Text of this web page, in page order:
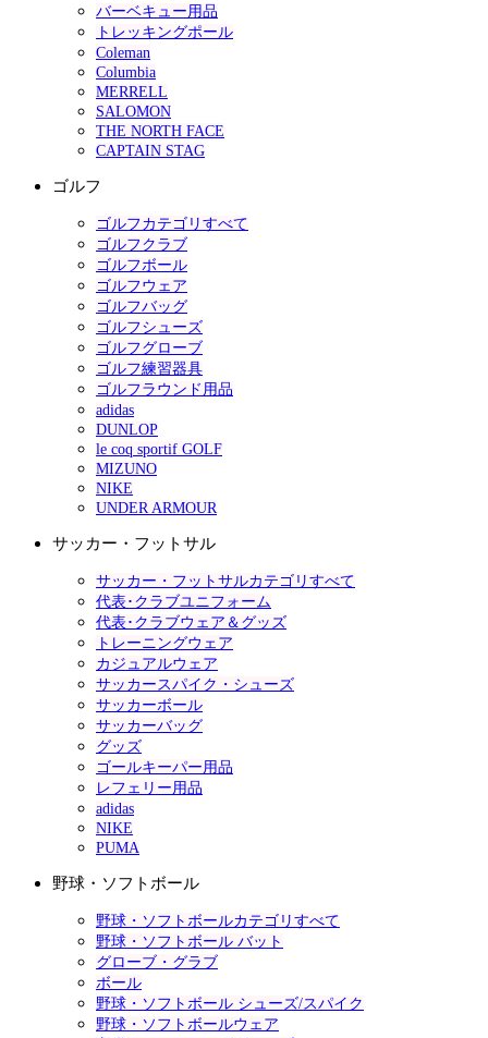
バーベキュー用品
トレッキングポール
Coleman
Columbia
MERRELL
SALOMON
THE NORTH FACE
CAPTAIN STAG
ゴルフ
ゴルフカテゴリすべて
ゴルフクラブ
ゴルフボール
ゴルフウェア
ゴルフバッグ
ゴルフシューズ
ゴルフグローブ
ゴルフ練習器具
ゴルフラウンド用品
adidas
DUNLOP
le coq sportif GOLF
MIZUNO
NIKE
UNDER ARMOUR
サッカー・フットサル
サッカー・フットサルカテゴリすべて
代表･クラブユニフォーム
代表･クラブウェア＆グッズ
トレーニングウェア
カジュアルウェア
サッカースパイク・シューズ
サッカーボール
サッカーバッグ
グッズ
ゴールキーパー用品
レフェリー用品
adidas
NIKE
PUMA
野球・ソフトボール
野球・ソフトボールカテゴリすべて
野球・ソフトボール バット
グローブ・グラブ
ボール
野球・ソフトボール シューズ/スパイク
野球・ソフトボールウェア